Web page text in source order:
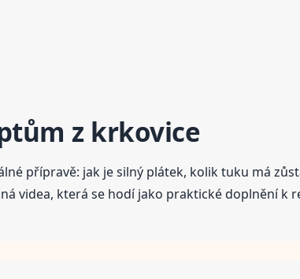
z krkovice
přípravě: jak je silný plátek, kolik tuku má
videa, která se hodí jako praktické doplnění k